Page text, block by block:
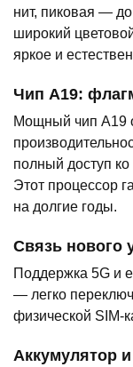
нит, пиковая —
широкий
яркое и
Чип A19:
Мощный чип A19
полный доступ
Этот процессор
на долгие годы.
Связь нового
Поддержка 5G и
— легко
физической SIM-
Аккумулятор